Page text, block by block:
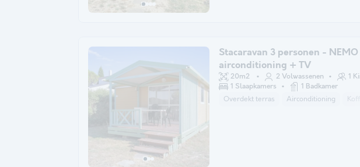
Stacaravan 3 personen -
airconditioning + TV
20m2 2 Volwassenen
1
1 Slaapkamers
1 Badkamer
Overdekt terras Airconditioning